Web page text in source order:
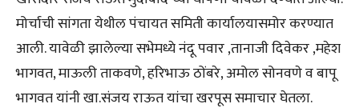
मोर्चाची सांगता येथील पंचायत समिती कार्यालयासमोर करण्यात
आली. यावेळी झालेल्या सभेमध्ये नंदू पवार ,तानाजी दिवेकर ,महेश
भागवत, माऊली ताकवणे, हरिभाऊ ठोंबरे, अमोल सोनवणे व बापू
भागवत यांनी खा.संजय राऊत यांचा खरपूस समाचार घेतला.